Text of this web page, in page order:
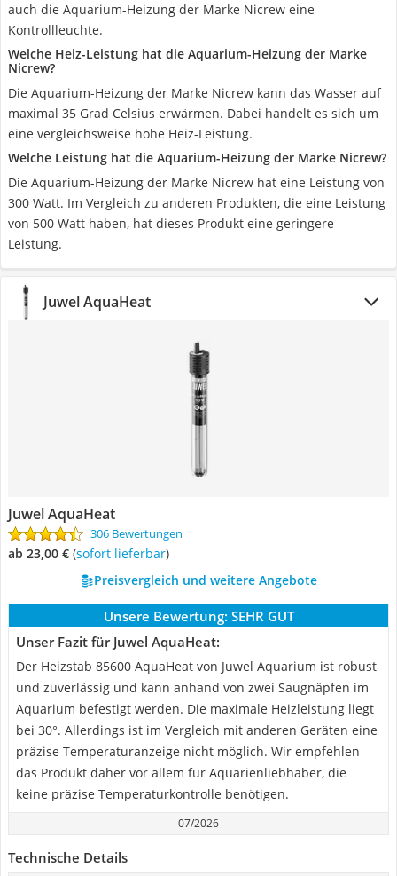
auch die Aquarium-Heizung der Marke Nicrew eine
Kontrollleuchte.
Welche Heiz-Leistung hat die Aquarium-Heizung der Marke
Nicrew?
Die Aquarium-Heizung der Marke Nicrew kann das Wasser auf
maximal 35 Grad Celsius erwärmen. Dabei handelt es sich um
eine vergleichsweise hohe Heiz-Leistung.
Welche Leistung hat die Aquarium-Heizung der Marke Nicrew?
Die Aquarium-Heizung der Marke Nicrew hat eine Leistung von
300 Watt. Im Vergleich zu anderen Produkten, die eine Leistung
von 500 Watt haben, hat dieses Produkt eine geringere
Leistung.
Juwel AquaHeat
Juwel AquaHeat
306 Bewertungen
ab 23,00 € ( Sofort lieferbar)
Preisvergleich und weitere Angebote
Unsere Bewertung: SEHR GUT
Unser Fazit für Juwel AquaHeat:
Der Heizstab 85600 AquaHeat von Juwel Aquarium ist robust
und zuverlässig und kann anhand von zwei Saugnäpfen im
Aquarium befestigt werden. Die maximale Heizleistung liegt
bei 30°. Allerdings ist im Vergleich mit anderen Geräten eine
präzise Temperaturanzeige nicht möglich. Wir empfehlen
das Produkt daher vor allem für Aquarienliebhaber, die
keine präzise Temperaturkontrolle benötigen.
07/2026
Technische Details